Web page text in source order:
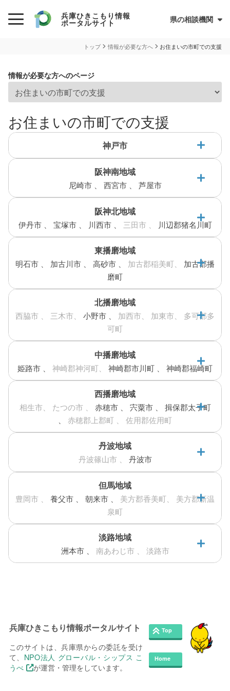
兵庫ひきこもり情報
ポータルサイト 県の相談機関
兵庫県ひきこもり総合支援センター
兵庫ひきこもり相談支援センター
ひきこもりとは？
ひきこもり当事者のためのQ&A集
情報が必要な方へ
情報について
お住まいの市町での支援
民間の支援団体（県ネットワーク加入団体）
オンライン居場所
メディア掲載
相談したい方へ
兵庫県ひきこもり総合支援センター
兵庫ひきこもり相談支援センター
女性のための悩み相談
働きたい方へ
働く前に
ボランティアしたい方への情報
連絡したい方へ
トップ 情報が必要な方へ お住まいの市町での支援
情報が必要な方へのページ
お住まいの市町での支援
神戸市
神戸市におけるひきこもり支援
実施事業：相談支援
居場所
連絡協議会・ネットワーク
当事者会・家族会
サポーター養成
その他
阪神南地域
尼崎市 西宮市 芦屋市
尼崎市
尼崎市におけるひきこもり支援
実施事業： 相談支援
居場所
連絡協議会・ネットワーク
当事者会・家族会
西宮市
西宮市におけるひきこもり支援
実施事業：相談支援
居場所
連絡協議会・ネットワーク
芦屋市
芦屋市におけるひきこもり支援
実施事業：相談支援
居場所
その他
阪神北地域
伊丹市 宝塚市 川西市 三田市 川辺郡猪名川町
伊丹市
伊丹市におけるひきこもり支援
相談支援
宝塚市
宝塚市におけるひきこもり支援
相談支援 居場所
川西市
川西市におけるひきこもり支援
相談支援
居場所
連絡協議会・ネットワーク
その他
川辺郡猪名川町
猪名川町におけるひきこもり支援
実施事業：相談支援 居場所
東播磨地域
明石市 加古川市 高砂市 加古郡稲美町
加古郡播
磨町
明石市
明石市におけるひきこもり支援
相談支援
居場所
連絡協議会・ネットワーク
当事者会・家族会
その他
加古川市
加古川市におけるひきこもり支援
相談支援
高砂市
高砂市におけるひきこもり支援
加古郡播磨町
北播磨地域
西脇市 三木市 小野市 加西市 加東市
多可郡多
可町
小野市
小野市におけるひきこもり支援
実施事業： 相談支援 その他
中播磨地域
姫路市 神崎郡神河町 神崎郡市川町 神崎郡福崎町
姫路市
姫路市におけるひきこもり支援
居場所
連絡協議会・ネットワーク
神崎郡市川町
市川町におけるひきこもり支援
その他
神崎郡福崎町
西播磨地域
相生市 たつの市 赤穂市 宍粟市
揖保郡太子町
赤穂郡上郡町
佐用郡佐用町
赤穂市
赤穂市におけるひきこもり支援
実施事業：相談支援
居場所
連絡協議会・ネットワーク
当事者会・家族会
その他
宍粟市
当事者会・家族会
サポーター養成
揖保郡太子町
丹波地域
丹波篠山市 丹波市
丹波市
丹波市におけるひきこもり支援
居場所
連絡協議会・ネットワーク
当事者会・家族会
但馬地域
豊岡市 養父市 朝来市 美方郡香美町
美方郡新温
泉町
養父市
朝来市
朝来市におけるひきこもり支援
淡路地域
洲本市 南あわじ市 淡路市
実施事業：相談支援
居場所
当事者会・家族会
その他
兵庫ひきこもり情報ポータルサイト
このサイトは、兵庫県からの委託を受け
て、 NPO法人 グローバル・シップス こ
うべ
が運営・管理をしています。